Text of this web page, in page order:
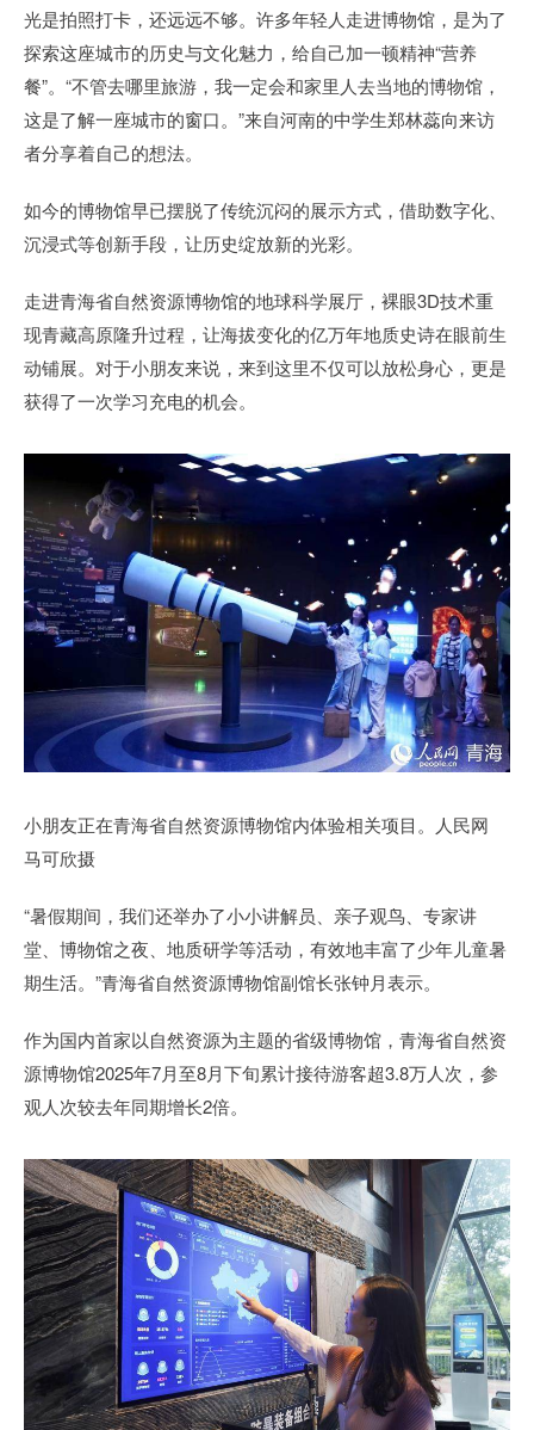
光是拍照打卡，还远远不够。许多年轻人走进博物馆，是为了
探索这座城市的历史与文化魅力，给自己加一顿精神“营养
餐”。“不管去哪里旅游，我一定会和家里人去当地的博物馆，
这是了解一座城市的窗口。”来自河南的中学生郑林蕊向来访
者分享着自己的想法。
如今的博物馆早已摆脱了传统沉闷的展示方式，借助数字化、
沉浸式等创新手段，让历史绽放新的光彩。
走进青海省自然资源博物馆的地球科学展厅，裸眼3D技术重
现青藏高原隆升过程，让海拔变化的亿万年地质史诗在眼前生
动铺展。对于小朋友来说，来到这里不仅可以放松身心，更是
获得了一次学习充电的机会。
小朋友正在青海省自然资源博物馆内体验相关项目。人民网
马可欣摄
“暑假期间，我们还举办了小小讲解员、亲子观鸟、专家讲
堂、博物馆之夜、地质研学等活动，有效地丰富了少年儿童暑
期生活。”青海省自然资源博物馆副馆长张钟月表示。
作为国内首家以自然资源为主题的省级博物馆，青海省自然资
源博物馆2025年7月至8月下旬累计接待游客超3.8万人次，参
观人次较去年同期增长2倍。